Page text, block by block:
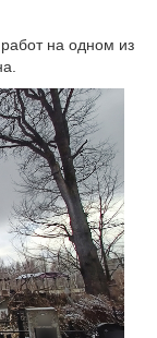
на одном из